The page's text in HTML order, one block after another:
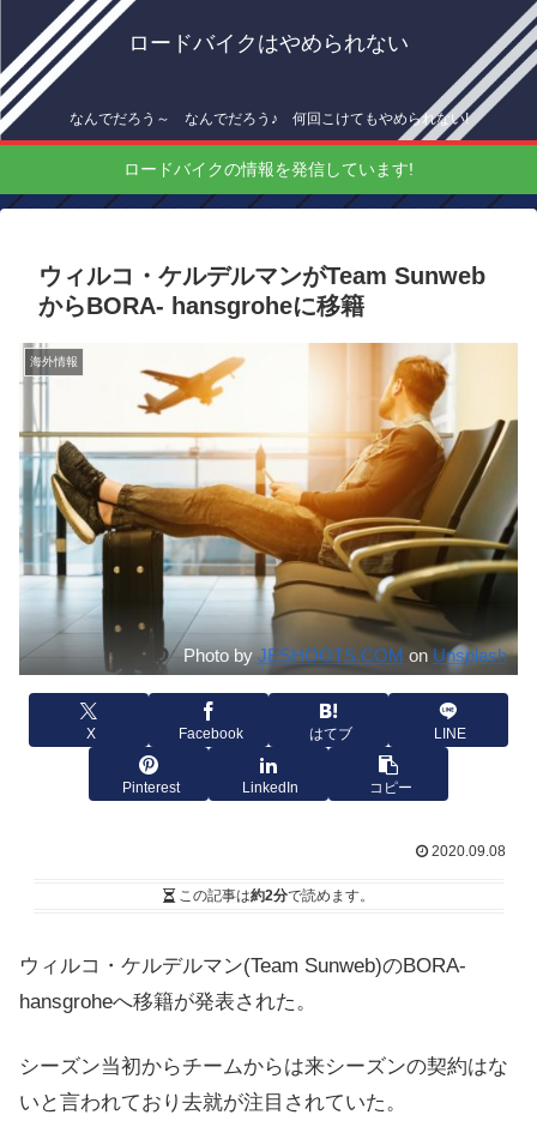
ロードバイクはやめられない
なんでだろう～ なんでだろう♪ 何回こけてもやめられない!
ロードバイクの情報を発信しています!
ウィルコ・ケルデルマンがTeam Sunweb
からBORA- hansgroheに移籍
海外情報
Photo by JESHOOTS.COM on Unsplash
X Facebook はてブ LINE
Pinterest LinkedIn コピー
2020.09.08
この記事は約2分で読めます。
ウィルコ・ケルデルマン(Team Sunweb)のBORA-
hansgroheへ移籍が発表された。
シーズン当初からチームからは来シーズンの契約はな
いと言われており去就が注目されていた。